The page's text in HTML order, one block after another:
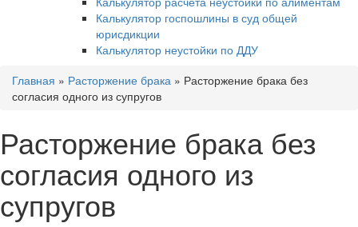
Калькулятор госпошлины в суд общей
юрисдикции
Калькулятор неустойки по ДДУ
Главная » Расторжение брака » Расторжение брака без
согласия одного из супругов
Расторжение брака без
согласия одного из
супругов